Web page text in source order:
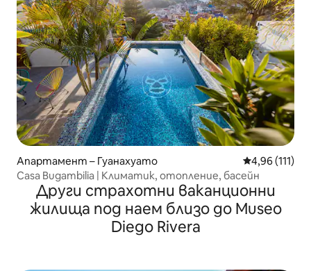
Апартамент – Гуанахуато Средна
4,96 (111)
Casa Bugambilia | Климатик, отопление, басейн
Други страхотни ваканционни
жилища под наем близо до Museo
Diego Rivera